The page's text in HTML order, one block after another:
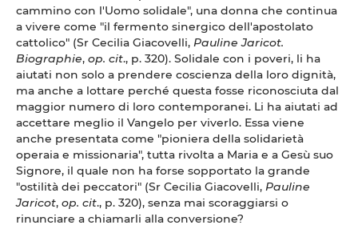
cammino con l'Uomo solidale", una donna che continua
a vivere come "il fermento sinergico dell'apostolato
cattolico" (Sr Cecilia Giacovelli, Pauline Jaricot.
Biographie, op. cit., p. 320). Solidale con i poveri, li ha
aiutati non solo a prendere coscienza della loro dignità,
ma anche a lottare perché questa fosse riconosciuta dal
maggior numero di loro contemporanei. Li ha aiutati ad
accettare meglio il Vangelo per viverlo. Essa viene
anche presentata come "pioniera della solidarietà
operaia e missionaria", tutta rivolta a Maria e a Gesù suo
Signore, il quale non ha forse sopportato la grande
"ostilità dei peccatori" (Sr Cecilia Giacovelli, Pauline
Jaricot, op. cit., p. 320), senza mai scoraggiarsi o
rinunciare a chiamarli alla conversione?